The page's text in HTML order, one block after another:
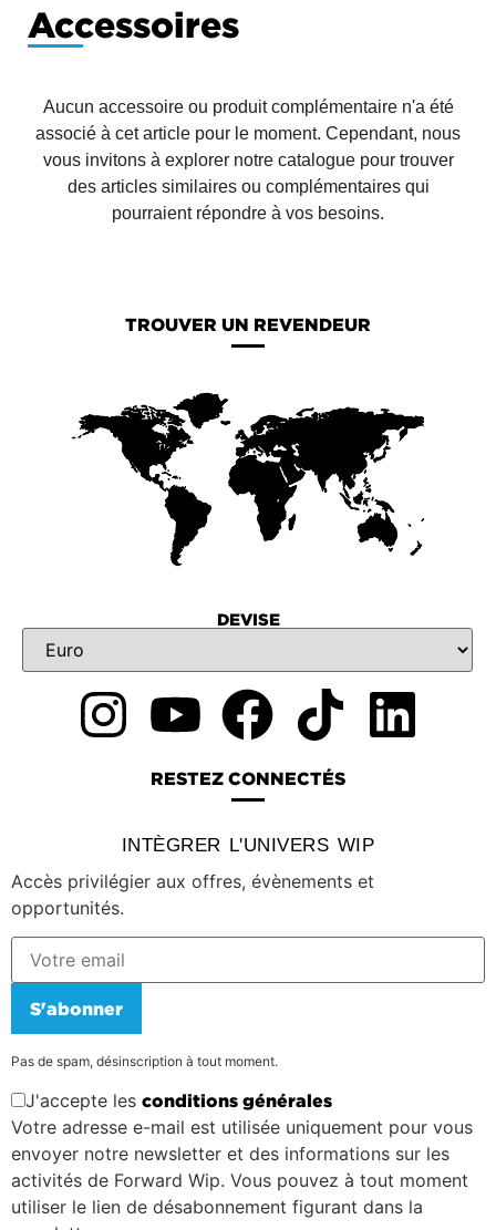
Accessoires
Aucun accessoire ou produit complémentaire n'a été
associé à cet article pour le moment. Cependant, nous
vous invitons à explorer notre catalogue pour trouver
des articles similaires ou complémentaires qui
pourraient répondre à vos besoins.
TROUVER UN REVENDEUR
DEVISE
RESTEZ CONNECTÉS
INTÈGRER L'UNIVERS WIP
Accès privilégier aux offres, évènements et
opportunités.
S'abonner
Pas de spam, désinscription à tout moment.
J'accepte les conditions générales
Votre adresse e-mail est utilisée uniquement pour vous
envoyer notre newsletter et des informations sur les
activités de Forward Wip. Vous pouvez à tout moment
utiliser le lien de désabonnement figurant dans la